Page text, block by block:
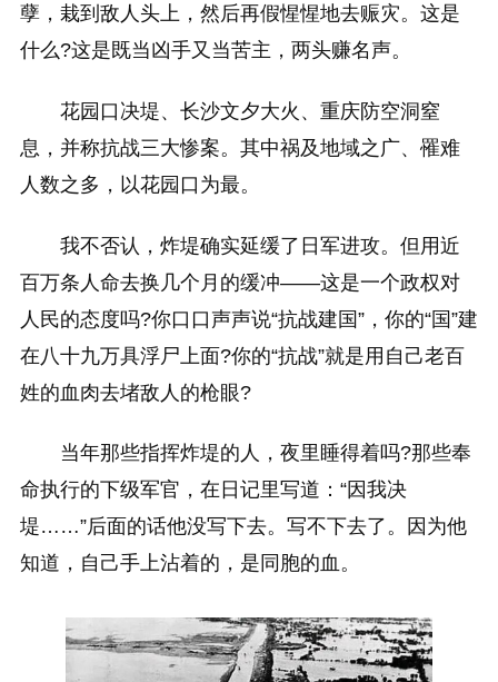
孽，栽到敌人头上，然后再假惺惺地去赈灾。这是
什么?这是既当凶手又当苦主，两头赚名声。
花园口决堤、长沙文夕大火、重庆防空洞窒
息，并称抗战三大惨案。其中祸及地域之广、罹难
人数之多，以花园口为最。
我不否认，炸堤确实延缓了日军进攻。但用近
百万条人命去换几个月的缓冲——这是一个政权对
人民的态度吗?你口口声声说“抗战建国”，你的“国”建
在八十九万具浮尸上面?你的“抗战”就是用自己老百
姓的血肉去堵敌人的枪眼?
当年那些指挥炸堤的人，夜里睡得着吗?那些奉
命执行的下级军官，在日记里写道：“因我决
堤……”后面的话他没写下去。写不下去了。因为他
知道，自己手上沾着的，是同胞的血。